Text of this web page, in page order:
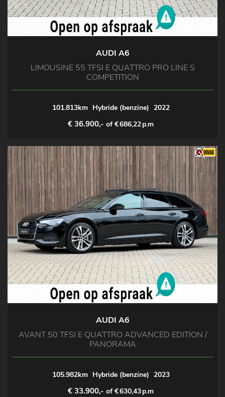
AUDI A6
LIMOUSINE 55 TFSI E QUATTRO PRO LINE S
COMPETITION
101.813km Hybride (benzine) 2022
€ 36.900,- of €686,22p.m
AUDI A6
AVANT 50 TFSI E QUATTRO ADVANCED EDITION /
PANORAMA
105.982km Hybride (benzine) 2023
€ 33.900,- of €630,43p.m